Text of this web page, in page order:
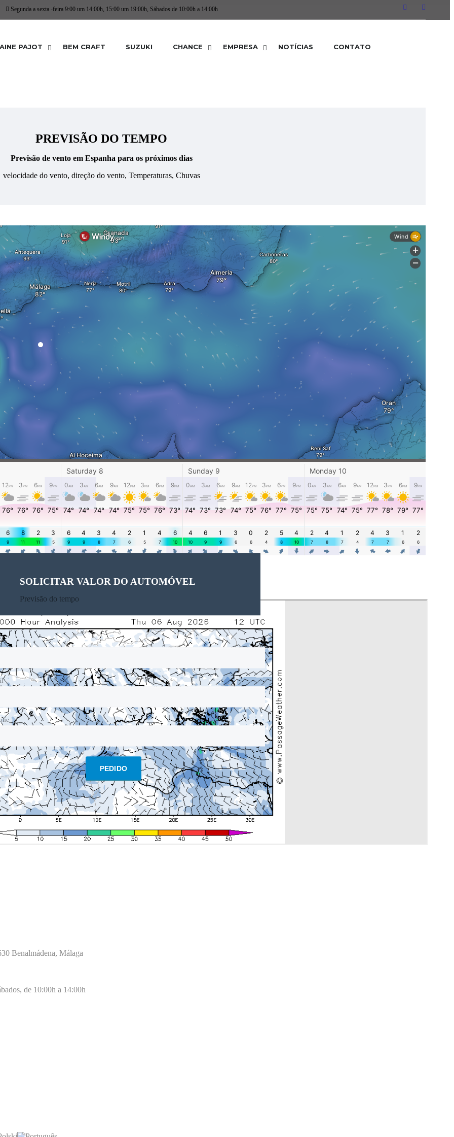
Segunda a sexta -feira 9:00 um 14:00h, 15:00 um 19:00h, Sábados de 10:00h a 14:00h
PAJOT BEM CRAFT SUZUKI CHANCE EMPRESA NOTÍCIAS CONTATO
PREVISÃO DO TEMPO
Previsão de vento em Espanha para os próximos dias
velocidade do vento, direção do vento, Temperaturas, Chuvas
Benalmádena, Málaga
de 10:00h a 14:00h
SOLICITAR VALOR DO AUTOMÓVEL
Previsão do tempo
PEDIDO